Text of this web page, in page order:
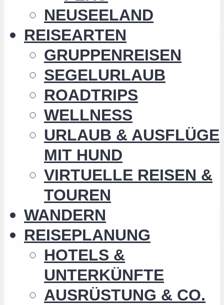
NEUSEELAND
REISEARTEN
GRUPPENREISEN
SEGELURLAUB
ROADTRIPS
WELLNESS
URLAUB & AUSFLÜGE
MIT HUND
VIRTUELLE REISEN &
TOUREN
WANDERN
REISEPLANUNG
HOTELS &
UNTERKÜNFTE
AUSRÜSTUNG & CO.